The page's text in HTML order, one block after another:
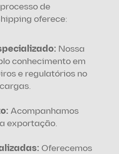
de
oferece:
Nossa
conhecimento em
e regulatórios no
Acompanhamos
exportação.
Oferecemos